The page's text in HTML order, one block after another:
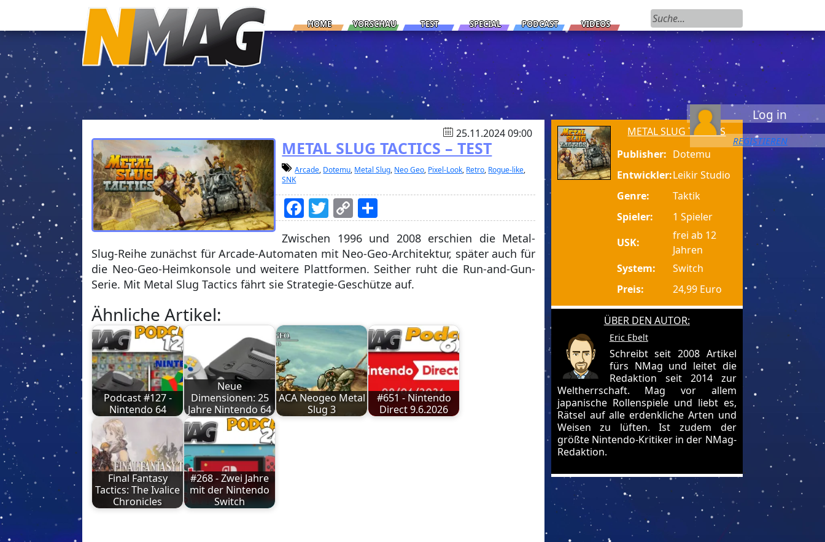
HOME VORSCHAU TEST SPECIAL PODCAST VIDEOS
Suchen nach:
Log in
REGISTIEREN
25.11.2024 09:00
METAL SLUG TACTICS – TEST
Arcade, Dotemu, Metal Slug, Neo Geo, Pixel-Look, Retro, Rogue-like,
SNK
Facebook
Twitter
Copy
Link
Zwischen 1996 und 2008 erschien die Metal-
Slug-Reihe zunächst für Arcade-Automaten mit Neo-Geo-Architektur, später auch für
die Neo-Geo-Heimkonsole und weitere Plattformen. Seither ruht die Run-and-Gun-
Serie. Mit Metal Slug Tactics fährt sie Strategie-Geschütze auf.
Ähnliche Artikel:
Podcast #127 -
Nintendo 64
Neue
Dimensionen: 25
Jahre Nintendo 64
ACA Neogeo Metal
Slug 3
#651 - Nintendo
Direct 9.6.2026
Final Fantasy
Tactics: The Ivalice
Chronicles
#268 - Zwei Jahre
mit der Nintendo
Switch
METAL SLUG TACTICS
Publisher: Dotemu
Entwickler:Leikir Studio
Genre:
Taktik
Spieler:
1 Spieler
USK:
frei ab 12
Jahren
System:
Switch
Preis:
24,99 Euro
ÜBER DEN AUTOR:
Eric Ebelt
Schreibt seit 2008 Artikel
fürs NMag und leitet die
Redaktion seit 2014 zur
Weltherrschaft. Mag vor allem
japanische Rollenspiele und liebt es,
Rätsel auf alle erdenkliche Arten und
Weisen zu lüften. Ist zudem der
größte Nintendo-Kritiker in der NMag-
Redaktion.